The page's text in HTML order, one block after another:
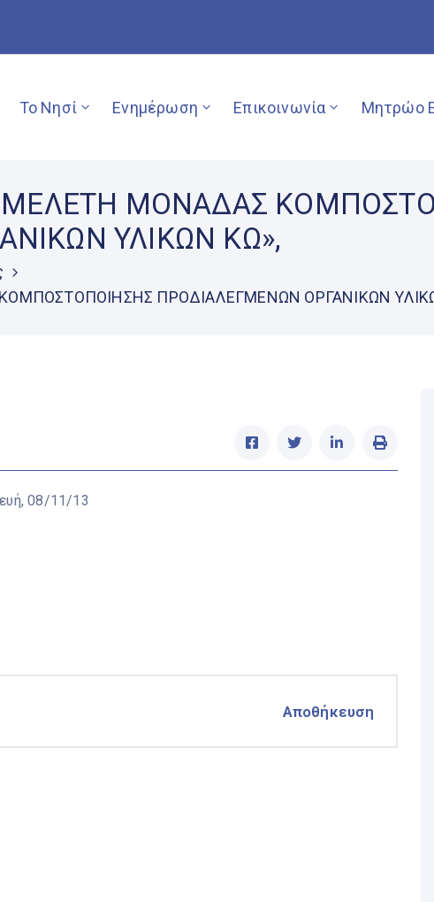
Το Νησί Ενημέρωση Επικοινωνία Μητρώο
«ΜΕΛΕΤΗ ΜΟΝΑΔΑΣ
ΥΛΙΚΩΝ ΚΩ»,
ΠΡΟΔΙΑΛΕΓΜΕΝΩΝ ΟΡΓΑΝΙΚΩΝ
08/11/13
Αποθήκευση